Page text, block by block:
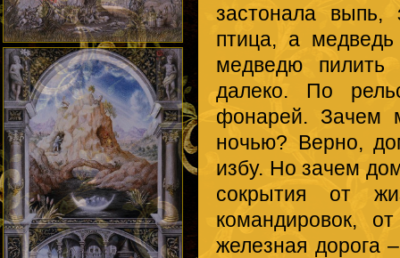
застонала выпь,
птица, а
медведю пилить
далеко. По
фонарей. Зачем
ночью? Верно,
избу. Но зачем
сокрытия от
командировок,
железная дорога